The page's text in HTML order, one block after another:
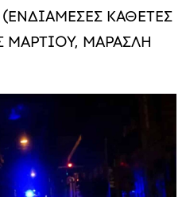
ΚΑΘΕΤΕΣ
ΜΑΡΤΙΟΥ, ΜΑΡΑΣΛΗ